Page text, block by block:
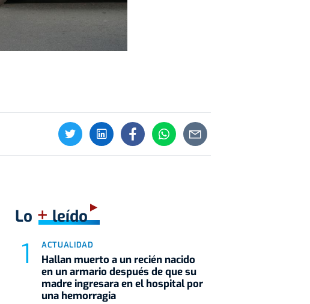
Lo +leído
ACTUALIDAD
Hallan muerto a un recién nacido
en un armario después de que su
madre ingresara en el hospital por
una hemorragia